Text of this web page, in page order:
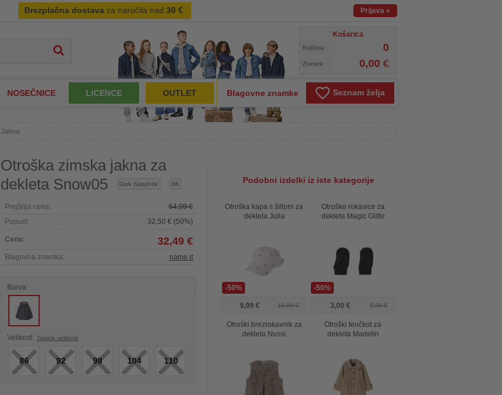
Brezplačna dostava za naročila nad 30 € Prijava »
Košarica
Količina: 0
Znesek: 0,00 €
NOSEČNICE LICENCE OUTLET Blagovne znamke Seznam želja
Jakne
Otroška zimska jakna za
dekleta Snow05
Dark Sapphire 86
Prejšnja cena:
64,99 €
Popust:
32,50 € (50%)
Cena: 32,49 €
Blagovna znamka: name it
Barva:
Velikost: Tabela velikosti
86
× 92
× 98
× 104
× 110
×
Podobni izdelki iz iste kategorije
-50%
Otroška kapa s šiltom za
dekleta Julia
19,99 €
9,99 €
-50%
Otroške rokavice za
dekleta Magic Glitte
5,99 €
3,00 €
Otroški brezrokavnik za
dekleta Nussi
Otroški tenčkot za
dekleta Madelin